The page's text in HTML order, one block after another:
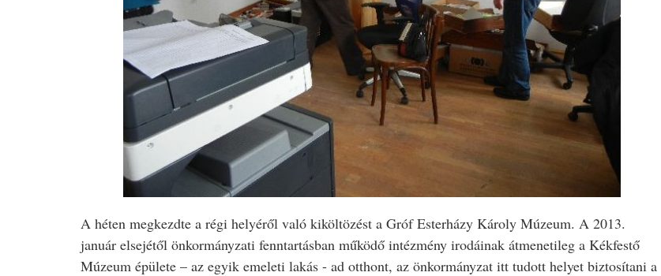
A héten megkezdte a régi helyéről való kiköltözést a Gróf Esterházy Károly Múzeum. A 2013.
január elsejétől önkormányzati fenntartásban működő intézmény irodáinak átmenetileg a Kékfestő
Múzeum épülete – az egyik emeleti lakás - ad otthont, az önkormányzat itt tudott helyet biztosítani a